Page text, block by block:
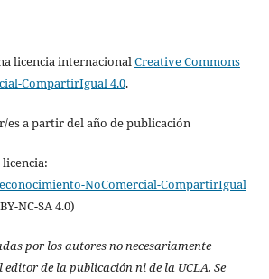
licencia internacionalCreative Commons
CompartirIgual 4.0.
es a partir del año de publicación
NoComercial-CompartirIgual
NC-SA 4.0)
por los autores no necesariamente
de la publicación ni de la UCLA. Se